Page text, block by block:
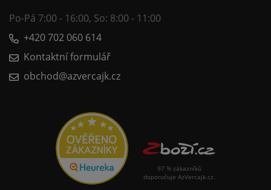
Po-Pá 7:00 - 16:00, So: 8:00 - 11:00
+420 702 060 614
Kontaktní formulář
obchod@azvercajk.cz
97 % zákazníků
doporučuje AzVercajk.cz.